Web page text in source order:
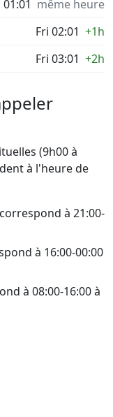
01:01 même heure
Fri 02:01 +1h
Fri 03:01 +2h
(9h00 à
à l'heure de
à 21:00-
à 16:00-00:00
à 08:00-16:00 à